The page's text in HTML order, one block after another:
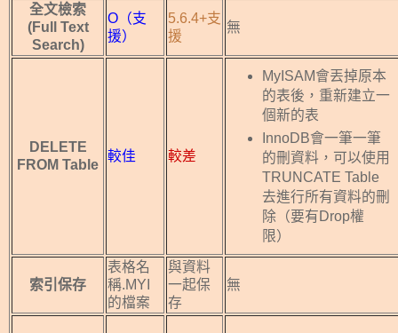
全文檢索
(Full Text
Search)
O（支
援）
5.6.4+支
援
無
DELETE
FROM Table
較佳 較差
MyISAM會丟掉原本
的表後，重新建立一
個新的表
InnoDB會一筆一筆
的刪資料，可以使用
TRUNCATE Table
去進行所有資料的刪
除（要有Drop權
限）
索引保存
表格名
稱.MYI
的檔案
與資料
一起保
存
無